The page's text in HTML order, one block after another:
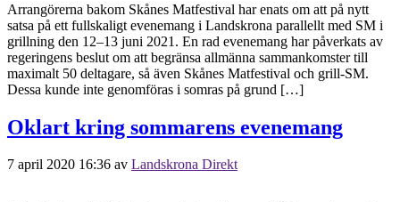
Arrangörerna bakom Skånes Matfestival har enats om att på nytt
satsa på ett fullskaligt evenemang i Landskrona parallellt med SM i
grillning den 12–13 juni 2021. En rad evenemang har påverkats av
regeringens beslut om att begränsa allmänna sammankomster till
maximalt 50 deltagare, så även Skånes Matfestival och grill-SM.
Dessa kunde inte genomföras i somras på grund […]
Oklart kring sommarens evenemang
7 april 2020 16:36 av Landskrona Direkt